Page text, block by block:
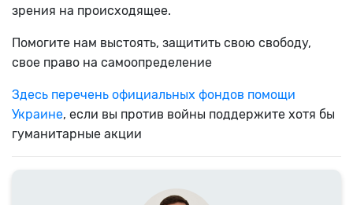
зрения на происходящее.
Помогите нам выстоять, защитить свою свободу,
свое право на самоопределение
Здесь перечень официальных фондов помощи
Украине, если вы против войны поддержите хотя бы
гуманитарные акции